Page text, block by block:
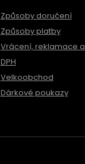
Způsoby doručení
Způsoby platby
Vrácení, reklamace
DPH
Velkoobchod
Dárkové poukazy